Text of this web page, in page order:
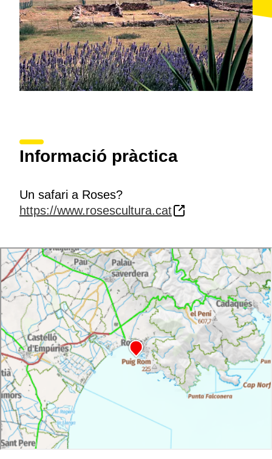
Informació pràctica
Un safari a Roses?
https://www.rosescultura.cat